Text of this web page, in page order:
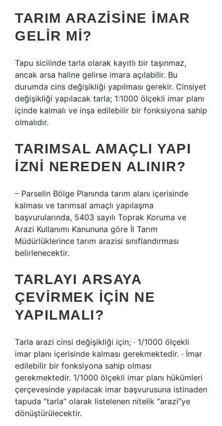
TARIM ARAZISINE IMAR
GELIR MI?
Tapu sicilinde tarla olarak kayıtlı bir taşınmaz,
ancak arsa haline gelirse imara açılabilir. Bu
durumda cins değişikliği yapılması gerekir. Cinsiyet
değişikliği yapılacak tarla; 1:1000 ölçekli imar planı
içinde kalmalı ve inşa edilebilir bir fonksiyona sahip
olmalıdır.
TARIMSAL AMAÇLI YAPI
IZNI NEREDEN ALINIR?
– Parselin Bölge Planında tarım alanı içerisinde
kalması ve tarımsal amaçlı yapılaşma
başvurularında, 5403 sayılı Toprak Koruma ve
Arazi Kullanımı Kanununa göre İl Tarım
Müdürlüklerince tarım arazisi sınıflandırması
belirlenecektir.
TARLAYI ARSAYA
ÇEVIRMEK IÇIN NE
YAPILMALI?
Tarla arazi cinsi değişikliği için; · 1/1000 ölçekli
imar planı içerisinde kalması gerekmektedir. · İmar
edilebilir bir fonksiyona sahip olması
gerekmektedir. 1/1000 ölçekli imar planı hükümleri
çerçevesinde yapılacak imar başvurusuna istinaden
tapuda “tarla” olarak listelenen nitelik “arazi”ye
dönüştürülecektir.